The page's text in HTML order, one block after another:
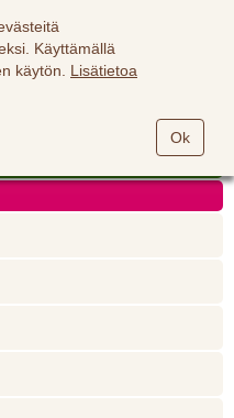
Käyttämällä
käytön. Lisätietoa
Ok